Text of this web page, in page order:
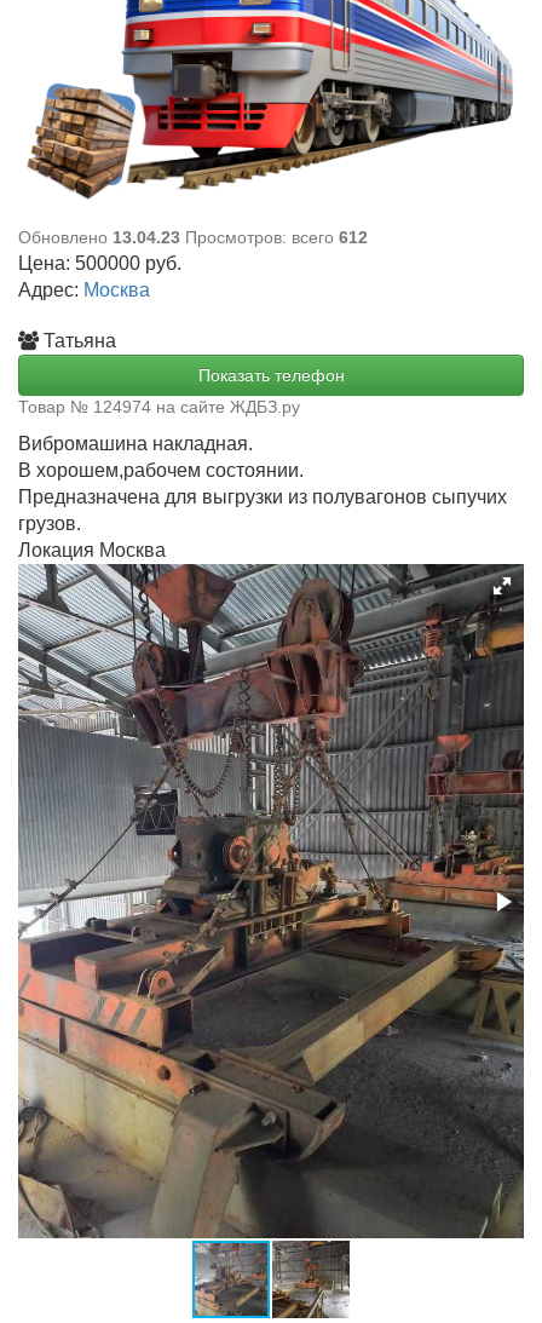
Обновлено 13.04.23 Просмотров: всего 612
Цена: 500000 руб.
Адрес: Москва
Татьяна
Показать телефон
Товар № 124974 на сайте ЖДБЗ.ру
Вибромашина накладная.
В хорошем,рабочем состоянии.
Предназначена для выгрузки из полувагонов сыпучих
грузов.
Локация Москва